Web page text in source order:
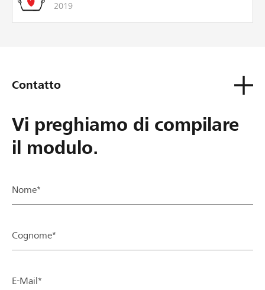
2019
Contatto
Vi preghiamo di compilare
il modulo.
Nome*
Cognome*
E-Mail*